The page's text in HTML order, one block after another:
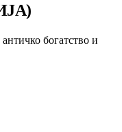
богатство и